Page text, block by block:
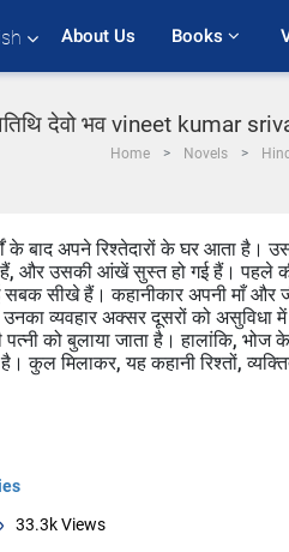
About Us Books
देवो भव vineet kumar
Home Novels
के बाद अपने रिश्तेदारों के घर आता है।
हैं, और उसकी आंखें सुस्त हो गई हैं।
सीखे हैं। कहानीकार अपनी माँ और
व्यवहार अक्सर दूसरों को असुविधा में
को बुलाया जाता है। हालांकि, भोज
कुल मिलाकर, यह कहानी रिश्तों,
33.3kViews